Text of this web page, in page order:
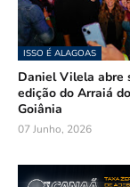
ISSO É ALAGOAS
Daniel Vilela abre
edição do Arraiá
Goiânia
07 Junho, 2026